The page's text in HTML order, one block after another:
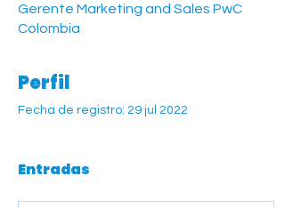
Gerente Marketing and Sales PwC
Colombia
Perfil
Fecha de registro: 29 jul 2022
Entradas